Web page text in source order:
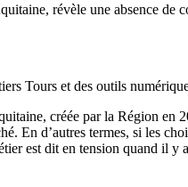
révèle une absence de
Tours et des outils
créée par la Région en
En d’autres termes, si les
est dit en tension quand il y